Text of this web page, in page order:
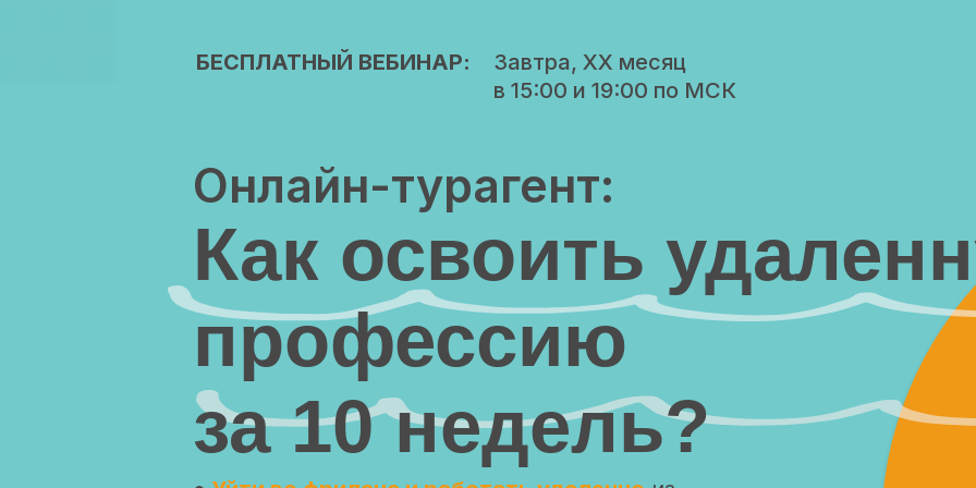
Как освоить
профессию
за 10 недель?
БЕСПЛАТНЫЙ ВЕБИНАР:
Завтра, ХХ месяц
в 15:00 и 19:00 по МСК
Онлайн-турагент: